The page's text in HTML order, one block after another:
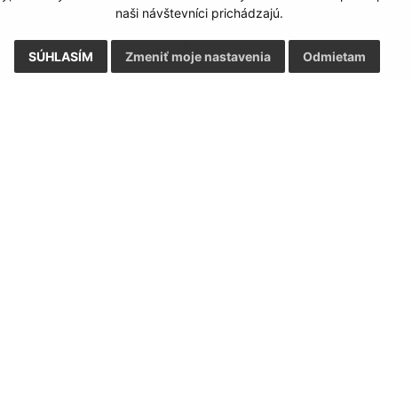
naši návštevníci prichádzajú.
SÚHLASÍM Odmietam
Zmeniť moje nastavenia